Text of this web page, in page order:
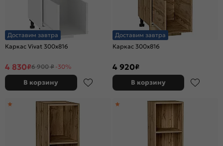
Доставим завтра
Каркас Vivat 300x816
4 830₽6 900 ₽ -30%
В корзину
Доставим завтра
Каркас 300x816
4 920₽
В корзину